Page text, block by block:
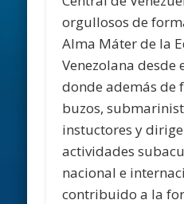
orgullosos de
Alma Máter de la
Venezolana desde
donde además de
buzos,
instuctores y
actividades
nacional e
contribuido a la